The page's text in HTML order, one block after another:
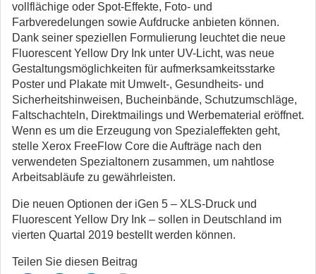
vollflächige oder Spot-Effekte, Foto- und
Farbveredelungen sowie Aufdrucke anbieten können.
Dank seiner speziellen Formulierung leuchtet die neue
Fluorescent Yellow Dry Ink unter UV-Licht, was neue
Gestaltungsmöglichkeiten für aufmerksamkeitsstarke
Poster und Plakate mit Umwelt-, Gesundheits- und
Sicherheitshinweisen, Bucheinbände, Schutzumschläge,
Faltschachteln, Direktmailings und Werbematerial eröffnet.
Wenn es um die Erzeugung von Spezialeffekten geht,
stelle Xerox FreeFlow Core die Aufträge nach den
verwendeten Spezialtonern zusammen, um nahtlose
Arbeitsabläufe zu gewährleisten.
Die neuen Optionen der iGen 5 – XLS-Druck und
Fluorescent Yellow Dry Ink – sollen in Deutschland im
vierten Quartal 2019 bestellt werden können.
Teilen Sie diesen Beitrag